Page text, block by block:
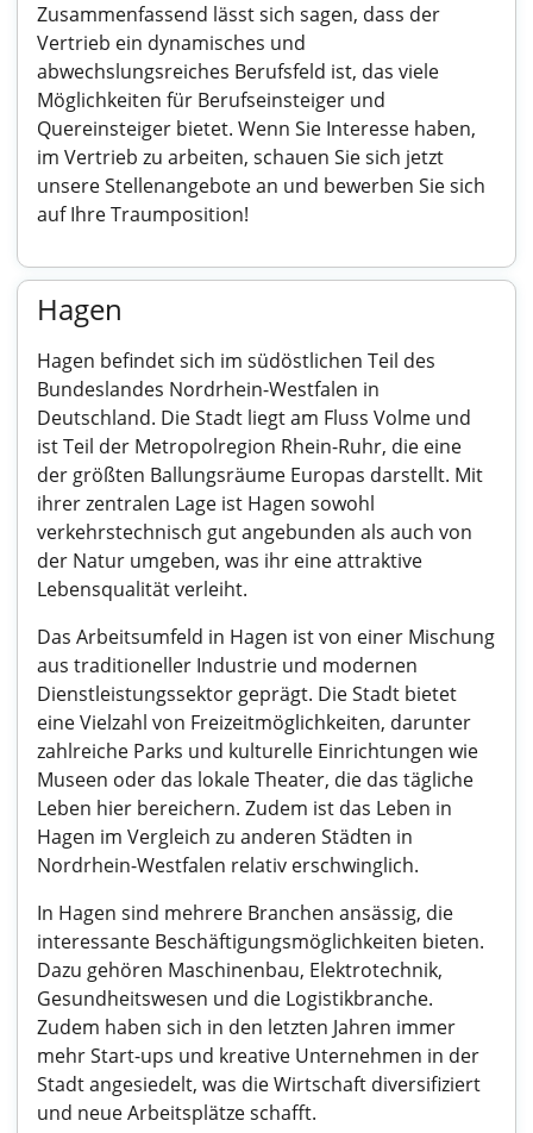
Zusammenfassend lässt sich sagen, dass der
Vertrieb ein dynamisches und
abwechslungsreiches Berufsfeld ist, das viele
Möglichkeiten für Berufseinsteiger und
Quereinsteiger bietet. Wenn Sie Interesse haben,
im Vertrieb zu arbeiten, schauen Sie sich jetzt
unsere Stellenangebote an und bewerben Sie sich
auf Ihre Traumposition!
Hagen
Hagen befindet sich im südöstlichen Teil des
Bundeslandes Nordrhein-Westfalen in
Deutschland. Die Stadt liegt am Fluss Volme und
ist Teil der Metropolregion Rhein-Ruhr, die eine
der größten Ballungsräume Europas darstellt. Mit
ihrer zentralen Lage ist Hagen sowohl
verkehrstechnisch gut angebunden als auch von
der Natur umgeben, was ihr eine attraktive
Lebensqualität verleiht.
Das Arbeitsumfeld in Hagen ist von einer Mischung
aus traditioneller Industrie und modernen
Dienstleistungssektor geprägt. Die Stadt bietet
eine Vielzahl von Freizeitmöglichkeiten, darunter
zahlreiche Parks und kulturelle Einrichtungen wie
Museen oder das lokale Theater, die das tägliche
Leben hier bereichern. Zudem ist das Leben in
Hagen im Vergleich zu anderen Städten in
Nordrhein-Westfalen relativ erschwinglich.
In Hagen sind mehrere Branchen ansässig, die
interessante Beschäftigungsmöglichkeiten bieten.
Dazu gehören Maschinenbau, Elektrotechnik,
Gesundheitswesen und die Logistikbranche.
Zudem haben sich in den letzten Jahren immer
mehr Start-ups und kreative Unternehmen in der
Stadt angesiedelt, was die Wirtschaft diversifiziert
und neue Arbeitsplätze schafft.